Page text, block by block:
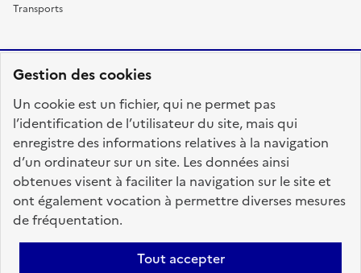
Gestion des cookies
Un cookie est un fichier, qui ne permet pas
l’identification de l’utilisateur du site, mais qui
enregistre des informations relatives à la navigation
d’un ordinateur sur un site. Les données ainsi
obtenues visent à faciliter la navigation sur le site et
ont également vocation à permettre diverses mesures
de fréquentation.
Tout accepter
Transports
FRANÇAISE
fonction-publique.gouv.fr
legifrance.gouv.fr
gouvernement.fr
Accessibilité : totalement conforme